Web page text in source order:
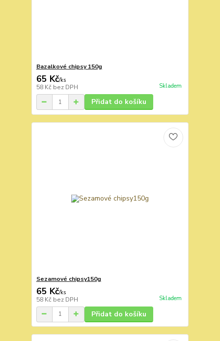
Bazalkové chipsy 150g
65 Kč/ks
58 Kč bez DPH Skladem
Přidat do košíku
Sezamové chipsy150g
65 Kč/ks
58 Kč bez DPH Skladem
Přidat do košíku